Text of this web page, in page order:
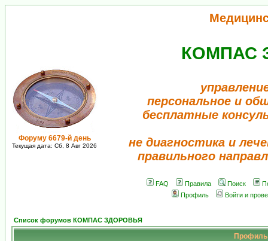
Форуму 6679-й день
Текущая дата: Сб, 8 Авг 2026
КОМПАС
персональное и
бесплатные
не диагностика и
правильного
FAQ Правила Поиск
Профиль
Войти и
Список форумов КОМПАС ЗДОРОВЬЯ
Профиль